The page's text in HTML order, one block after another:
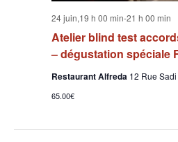
Atelier blind test
– dégustation spéciale
24 juin,19 h 00 min-21 h 00 min
Restaurant Alfreda 12 Rue
65.00€